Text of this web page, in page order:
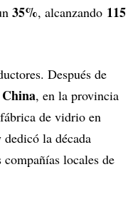
35%, alcanzando 115
Después de
, en la provincia
de vidrio en
la década
locales de